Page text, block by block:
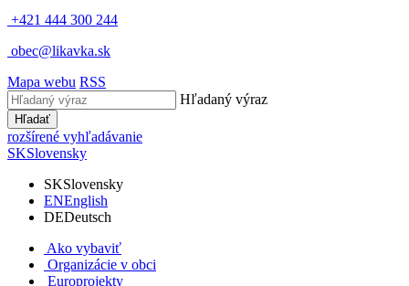
+421 444 300 244
obec@likavka.sk
Mapa webu RSS
Hľadaný výraz
Hľadať
rozšírené vyhľadávanie
SKSlovensky
SKSlovensky
ENEnglish
DEDeutsch
Ako vybaviť
Organizácie v obci
Europrojekty